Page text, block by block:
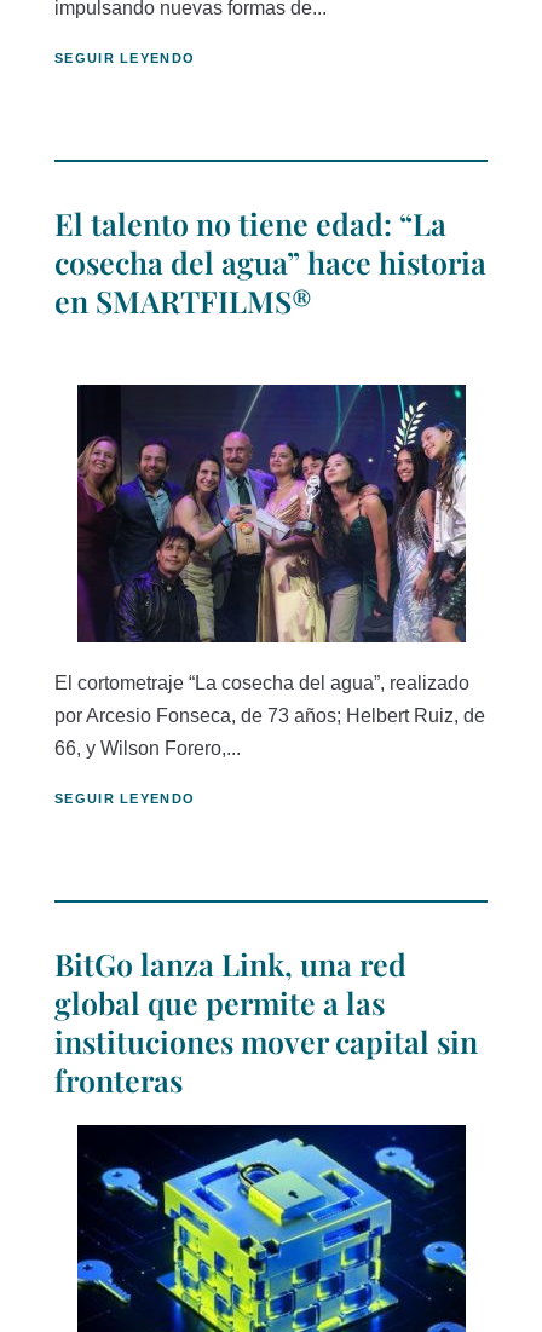
impulsando nuevas formas de...
SEGUIR LEYENDO
El talento no tiene edad: “La
cosecha del agua” hace historia
en SMARTFILMS®
El cortometraje “La cosecha del agua”, realizado
por Arcesio Fonseca, de 73 años; Helbert Ruiz, de
66, y Wilson Forero,...
SEGUIR LEYENDO
BitGo lanza Link, una red
global que permite a las
instituciones mover capital sin
fronteras